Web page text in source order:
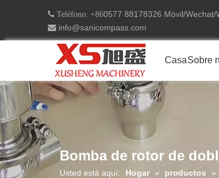
 Teléfono: +860577 88178326 Móvil/
 info@sanicompass.com
CasaSobre
Bomba de rotor de
Usted está aquí: Hogar » productos »